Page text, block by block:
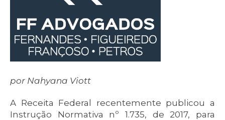
por Nahyana Viott
A Receita Federal recentemente publicou a
Instrução Normativa nº 1.735, de 2017, para